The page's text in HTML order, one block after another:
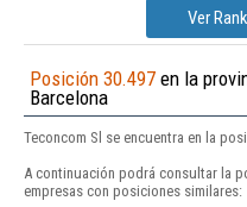
Ver
Posición 30.497 en la
Barcelona
Teconcom Sl se encuentra en la
A continuación podrá consultar la
empresas con posiciones similares: